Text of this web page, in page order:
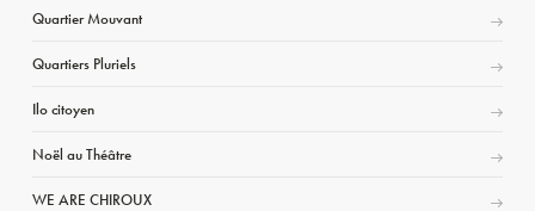
Quartier Mouvant
Quartiers Pluriels
Ilo citoyen
Noël au Théâtre
WE ARE CHIROUX